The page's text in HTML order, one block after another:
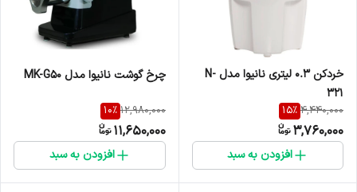
خردکن 0.3 لیتری نانیوا مدل N-
321
4,440,000
15%
3,760,000
افزودن به سبد
چرخ گوشت نانیوا مدل MK-G50
12,980,000
10%
11,650,000
افزودن به سبد